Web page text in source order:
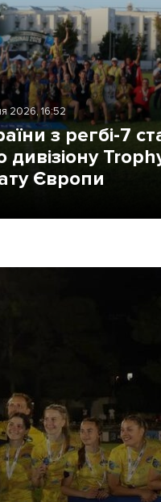
2026, 16:52
з регбі-7
Європи